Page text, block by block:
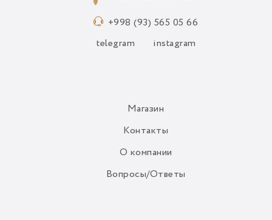
+998 (93) 565 05 66
telegram instagram
Магазин
Контакты
О компании
Вопросы/Ответы